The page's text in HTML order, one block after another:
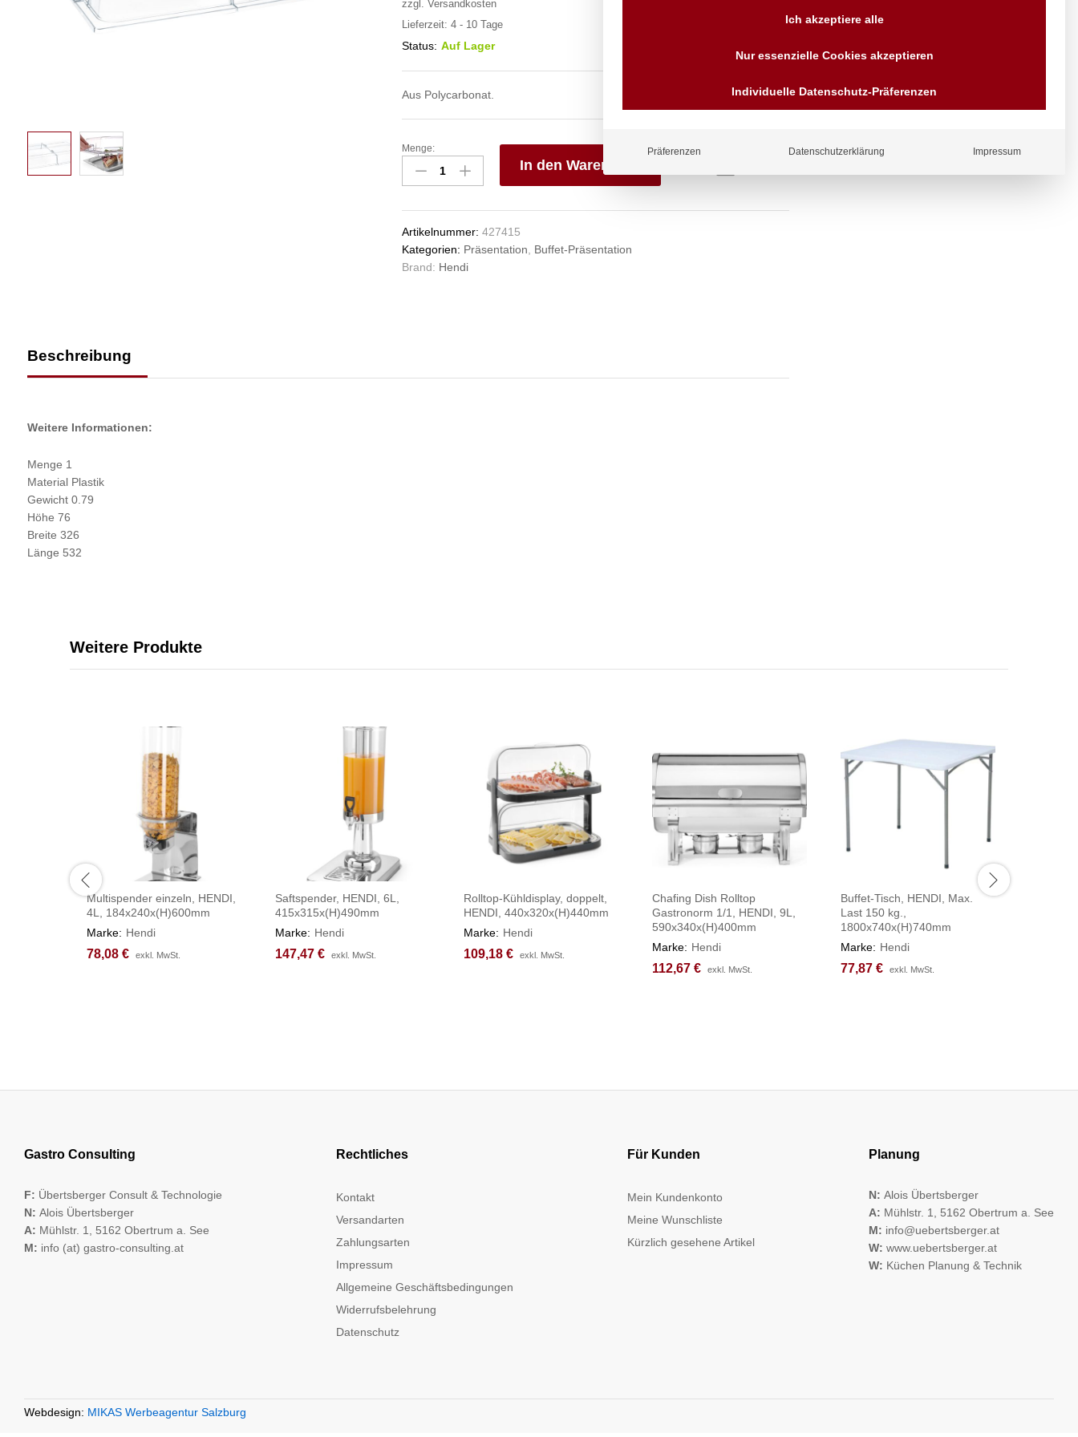
zzgl. Versandkosten
Lieferzeit: 4 - 10 Tage
Status: Auf Lager
Aus Polycarbonat.
Präsentationshaube
GN
1/1,
1/1,
530x325x(H)76mm
Anzahl
Menge:
In den Warenkorb
Artikelnummer: 427415
Kategorien: Präsentation, Buffet-Präsentation
Brand: Hendi
Beschreibung
Weitere Informationen:
Menge 1
Material Plastik
Gewicht 0.79
Höhe 76
Breite 326
Länge 532
Anfragen
Wir sind seit über 40 Jahren
für Sie da
Vorrauskasse Paypal,
Kreditkarte, Direkt
Weitere Produkte
Multispender einzeln, HENDI,
4L, 184x240x(H)600mm
Marke: Hendi
78,08 € exkl. MwSt.
78,08 € exkl. MwSt.
Saftspender, HENDI, 6L,
415x315x(H)490mm
Marke: Hendi
147,47 € exkl. MwSt.
147,47 € exkl. MwSt.
Rolltop-Kühldisplay, doppelt,
HENDI, 440x320x(H)440mm
Marke: Hendi
109,18 € exkl. MwSt.
109,18 € exkl. MwSt.
Chafing Dish Rolltop
Gastronorm 1/1, HENDI, 9L,
590x340x(H)400mm
Marke: Hendi
112,67 € exkl. MwSt.
112,67 € exkl. MwSt.
Buffet-Tisch, HENDI, Max.
Last 150 kg.,
1800x740x(H)740mm
Marke: Hendi
77,87 € exkl. MwSt.
77,87 € exkl. MwSt.
Gastro Consulting
F: Übertsberger Consult & Technologie
N: Alois Übertsberger
A: Mühlstr. 1, 5162 Obertrum a. See
M: info (at) gastro-consulting.at
Rechtliches
Kontakt
Versandarten
Zahlungsarten
Impressum
Allgemeine Geschäftsbedingungen
Widerrufsbelehrung
Datenschutz
Für Kunden
Mein Kundenkonto
Meine Wunschliste
Kürzlich gesehene Artikel
Planung
N: Alois Übertsberger
A: Mühlstr. 1, 5162 Obertrum a. See
M: info@uebertsberger.at
W: www.uebertsberger.at
W: Küchen Planung & Technik
Webdesign: MIKAS Werbeagentur Salzburg
Ich akzeptiere alle
Nur essenzielle Cookies akzeptieren
Individuelle Datenschutz-Präferenzen
Präferenzen Datenschutzerklärung Impressum